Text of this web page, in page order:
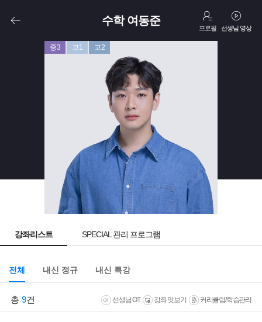
수학 여동준
프로필 선생님 영상
중3 고1 고2
강좌리스트 SPECIAL 관리 프로그램
전체 내신 정규 내신 특강
총 9건 선생님 OT 강좌 맛보기 커리큘럼/학습관리